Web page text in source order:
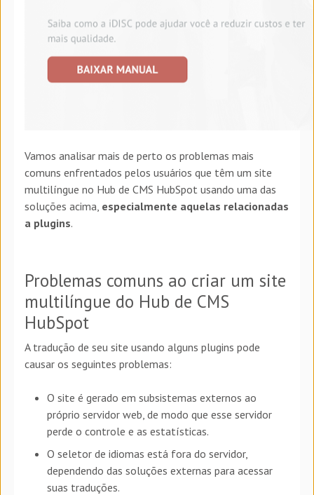
Vamos analisar mais de perto os problemas mais
comuns enfrentados pelos usuários que têm um site
multilíngue no Hub de CMS HubSpot usando uma das
soluções acima, especialmente aquelas relacionadas
a plugins.
Problemas comuns ao criar um site
multilíngue do Hub de CMS
HubSpot
A tradução de seu site usando alguns plugins pode
causar os seguintes problemas:
O site é gerado em subsistemas externos ao
próprio servidor web, de modo que esse servidor
perde o controle e as estatísticas.
O seletor de idiomas está fora do servidor,
dependendo das soluções externas para acessar
suas traduções.